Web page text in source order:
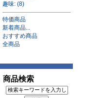
趣味: (8)
特価商品
新着商品...
おすすめ商品
全商品
商品検索